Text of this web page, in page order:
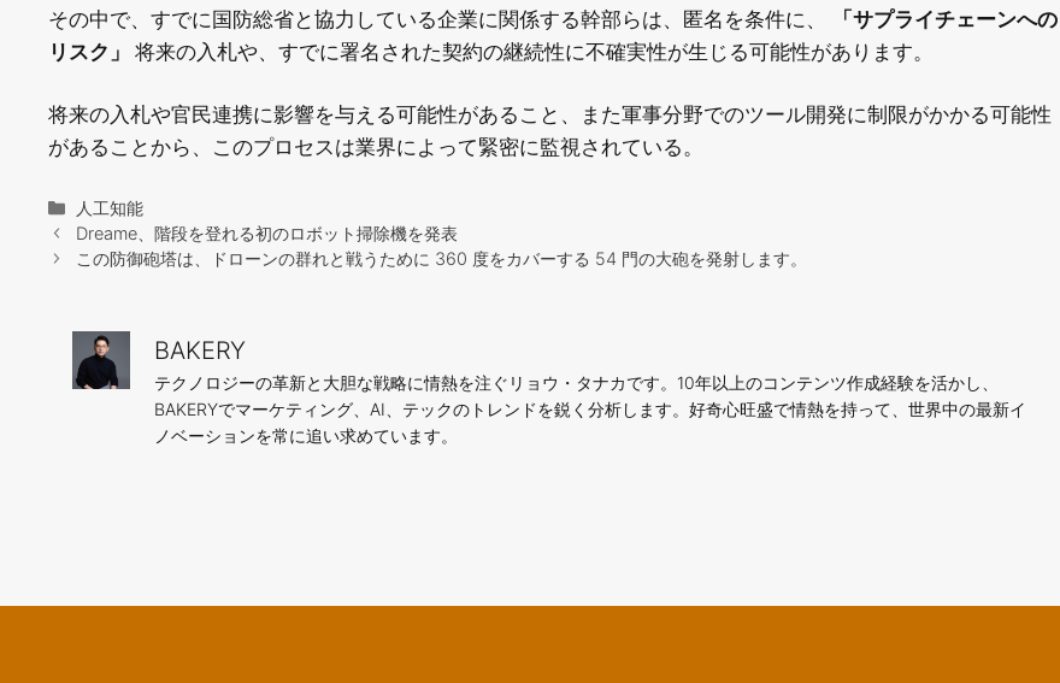
その中で、すでに国防総省と協力している企業に関係する幹部らは、匿名を条件に、
「サプライチェーンへの
リスク」 将来の入札や、すでに署名された契約の継続性に不確実性が生じる可能性があります。
将来の入札や官民連携に影響を与える可能性があること、また軍事分野でのツール開発に制限がかかる可能性
があることから、このプロセスは業界によって緊密に監視されている。
カ
テ
ゴ
人工知能
Dreame、階段を登れる初のロボット掃除機を発表
この防御砲塔は、ドローンの群れと戦うために 360 度をカバーする 54 門の大砲を発射します。
BAKERY
テクノロジーの革新と大胆な戦略に情熱を注ぐリョウ・タナカです。10年以上のコンテンツ作成経験を活かし、
BAKERYでマーケティング、AI、テックのトレンドを鋭く分析します。好奇心旺盛で情熱を持って、世界中の最新イ
ノベーションを常に追い求めています。